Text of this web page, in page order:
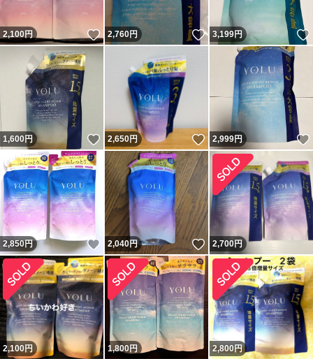
2,100円 いいね！
2,760円 いいね！
3,199円
1,600円 いいね！
2,650円 いいね！
2,999円
2,850円 いいね！
2,040円 いいね！
2,700円
2,100円 1,800円 2,800円